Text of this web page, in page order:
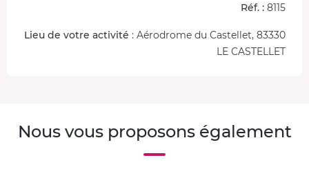
Réf. : 8115
Lieu de votre activité : Aérodrome du Castellet, 83330
LE CASTELLET
Nous vous proposons également